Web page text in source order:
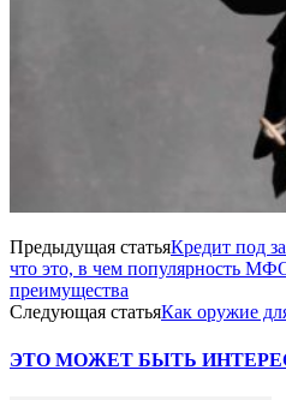
Предыдущая статьяКредит под
что это, в чем популярность
преимущества
Следующая статьяКак оружие
ЭТО МОЖЕТ БЫТЬ